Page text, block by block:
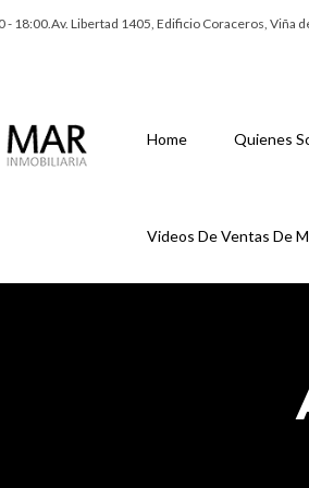
18:00.Av. Libertad 1405, Edificio Coraceros, Viña
Home Quienes
Videos De Ventas De